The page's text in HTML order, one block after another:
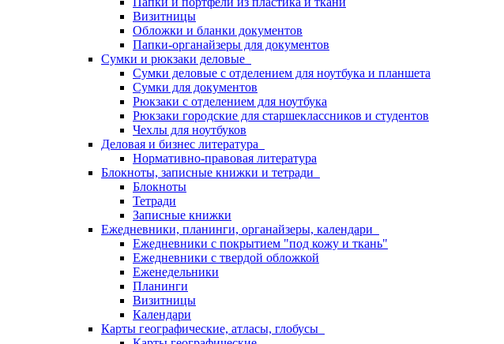
Визитницы
Обложки и бланки документов
Папки-органайзеры для документов
Сумки и рюкзаки деловые
Сумки деловые с отделением для ноутбука и планшета
Сумки для документов
Рюкзаки с отделением для ноутбука
Рюкзаки городские для старшеклассников и студентов
Чехлы для ноутбуков
Деловая и бизнес литература
Нормативно-правовая литература
Блокноты, записные книжки и тетради
Блокноты
Тетради
Записные книжки
Ежедневники, планинги, органайзеры, календари
Ежедневники с покрытием "под кожу и ткань"
Ежедневники с твердой обложкой
Еженедельники
Планинги
Визитницы
Календари
Карты географические, атласы, глобусы